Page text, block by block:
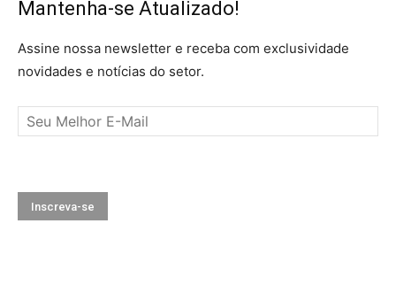
Mantenha-se Atualizado!
Assine nossa newsletter e receba com exclusividade
novidades e notícias do setor.